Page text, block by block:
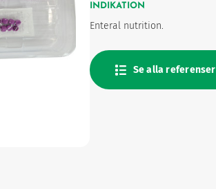
INDIKATION
Enteral nutrition.
Se alla referenser